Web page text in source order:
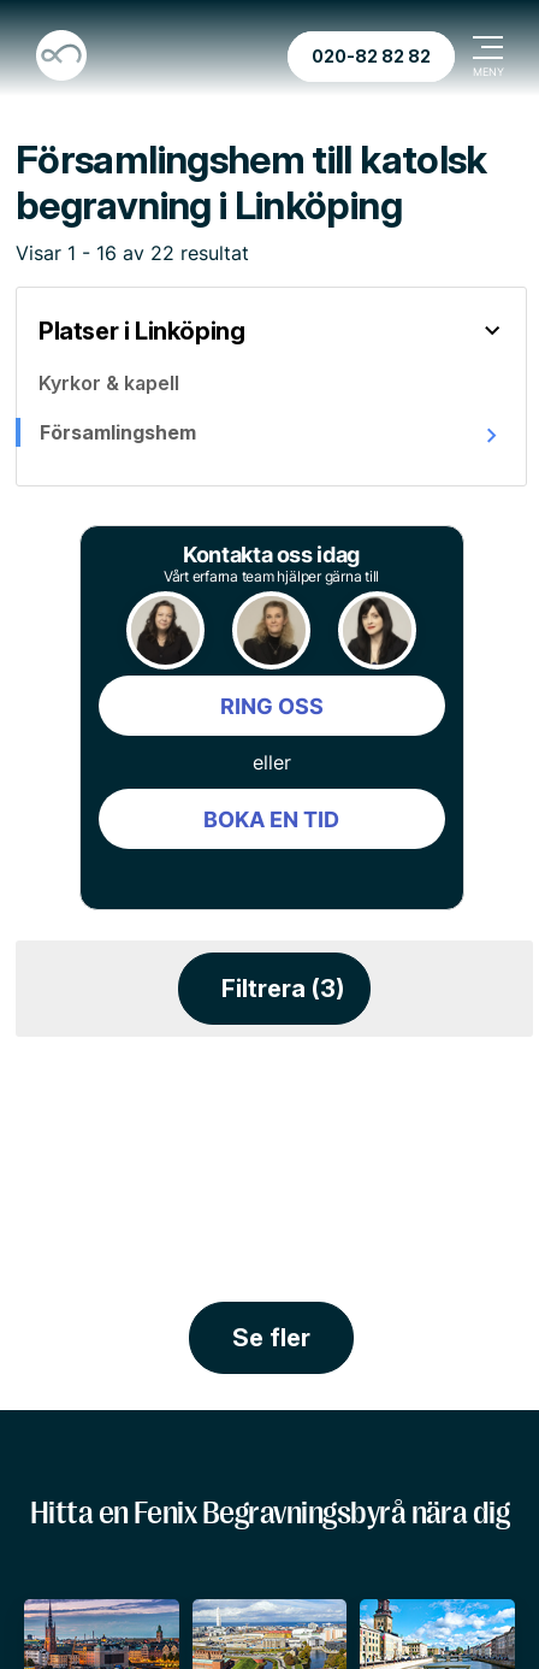
020-82 82 82
Församlingshem till katolsk
begravning i Linköping
Visar 1 - 16 av 22 resultat
Platser i Linköping
Kyrkor & kapell
Församlingshem
Kontakta oss idag
Vårt erfarna team hjälper gärna till
RING OSS
eller
BOKA EN TID
Filtrera (3)
Se fler
Hitta en Fenix Begravningsbyrå nära dig